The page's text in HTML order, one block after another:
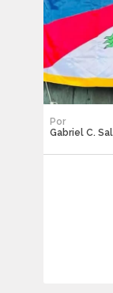
Por
Gabriel C.